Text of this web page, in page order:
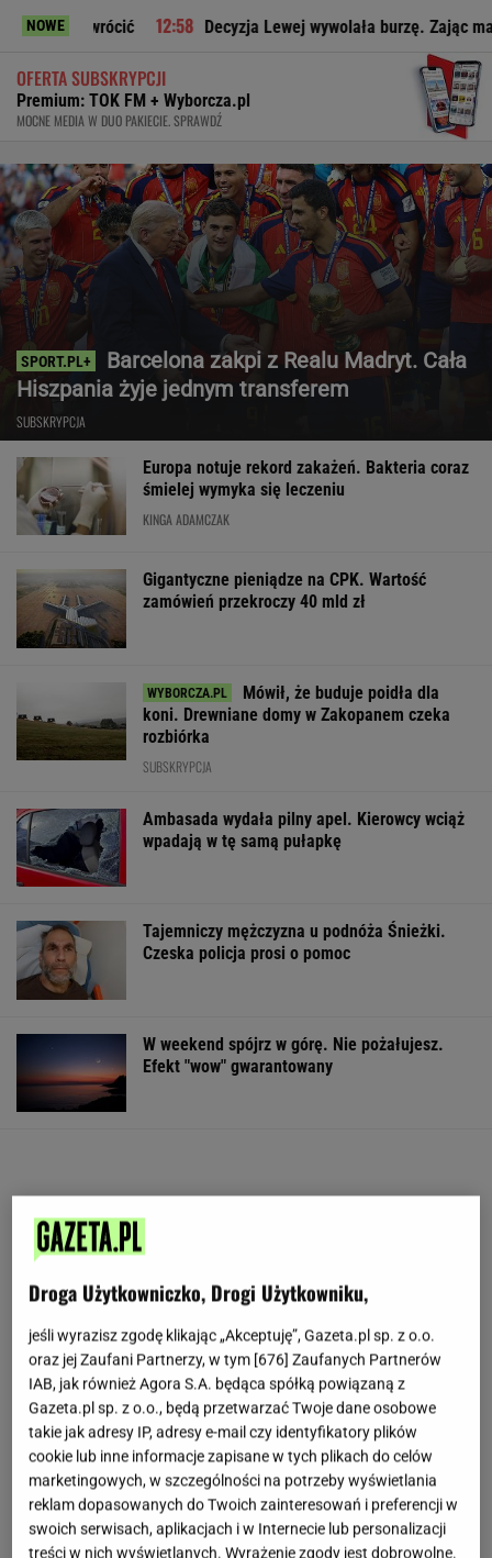
NOWE Decyzja Lewej wywolała burzę. Zając ma jasne
OFERTA SUBSKRYPCJI
Premium: TOK FM + Wyborcza.pl
MOCNE MEDIA W DUO PAKIECIE. SPRAWDŹ
Barcelona zakpi z Realu Madryt. Cała
Hiszpania żyje jednym transferem
SUBSKRYPCJA
Europa notuje rekord zakażeń. Bakteria coraz
śmielej wymyka się leczeniu
KINGA ADAMCZAK
Gigantyczne pieniądze na CPK. Wartość
zamówień przekroczy 40 mld zł
Mówił, że buduje poidła dla
koni. Drewniane domy w Zakopanem czeka
rozbiórka
SUBSKRYPCJA
Ambasada wydała pilny apel. Kierowcy wciąż
wpadają w tę samą pułapkę
Tajemniczy mężczyzna u podnóża Śnieżki.
Czeska policja prosi o pomoc
W weekend spójrz w górę. Nie pożałujesz.
Efekt "wow" gwarantowany
Syn Stanisława Soyki o ostatnich chwilach
Droga Użytkowniczko, Drogi Użytkowniku,
jeśli wyrazisz zgodę klikając „Akceptuję”, Gazeta.pl sp. z o.o.
oraz jej Zaufani Partnerzy, w tym [676] Zaufanych Partnerów
IAB, jak również Agora S.A. będąca spółką powiązaną z
Gazeta.pl sp. z o.o., będą przetwarzać Twoje dane osobowe
takie jak adresy IP, adresy e-mail czy identyfikatory plików
cookie lub inne informacje zapisane w tych plikach do celów
marketingowych, w szczególności na potrzeby wyświetlania
reklam dopasowanych do Twoich zainteresowań i preferencji w
swoich serwisach, aplikacjach i w Internecie lub personalizacji
treści w nich wyświetlanych. Wyrażenie zgody jest dobrowolne.